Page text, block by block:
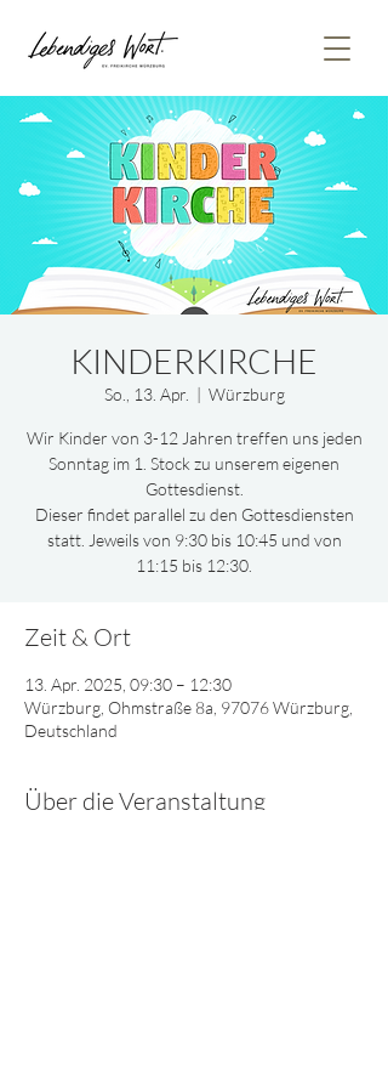
KINDERKIRCHE
So., 13. Apr.
  |
Würzburg
Wir Kinder von 3-12 Jahren treffen uns jeden
Sonntag im 1. Stock zu unserem eigenen
Gottesdienst.
Dieser findet parallel zu den Gottesdiensten
statt. Jeweils von 9:30 bis 10:45 und von
11:15 bis 12:30.
Zeit & Ort
13. Apr. 2025, 09:30 – 12:30
Würzburg, Ohmstraße 8a, 97076 Würzburg,
Deutschland
Über die Veranstaltung